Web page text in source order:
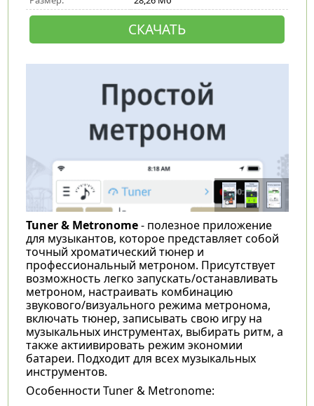
СКАЧАТЬ
Tuner & Metronome- полезное приложение
для музыкантов, которое представляет собой
точный хроматический тюнер и
профессиональный метроном. Присутствует
возможность легко запускать/останавливать
метроном, настраивать комбинацию
звукового/визуального режима метронома,
включать тюнер, записывать свою игру на
музыкальных инструментах, выбирать ритм, а
также актиивировать режим экономии
батареи. Подходит для всех музыкальных
инструментов.
Особенности Tuner & Metronome: